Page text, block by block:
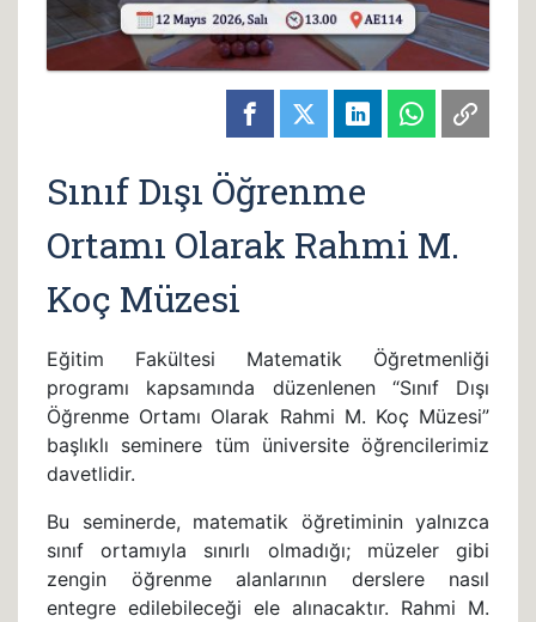
Sınıf Dışı Öğrenme
Ortamı Olarak Rahmi M.
Koç Müzesi
Eğitim Fakültesi Matematik Öğretmenliği
programı kapsamında düzenlenen “Sınıf Dışı
Öğrenme Ortamı Olarak Rahmi M. Koç Müzesi”
başlıklı seminere tüm üniversite öğrencilerimiz
davetlidir.
Bu seminerde, matematik öğretiminin yalnızca
sınıf ortamıyla sınırlı olmadığı; müzeler gibi
zengin öğrenme alanlarının derslere nasıl
entegre edilebileceği ele alınacaktır. Rahmi M.